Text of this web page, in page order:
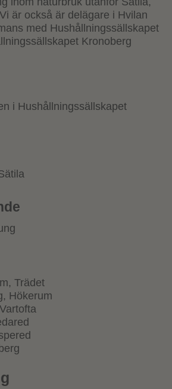
är också är delägare i Hvilan
med Hushållningssällskapet
Kronoberg
i Hushållningssällskapet
Trädet
Hökerum